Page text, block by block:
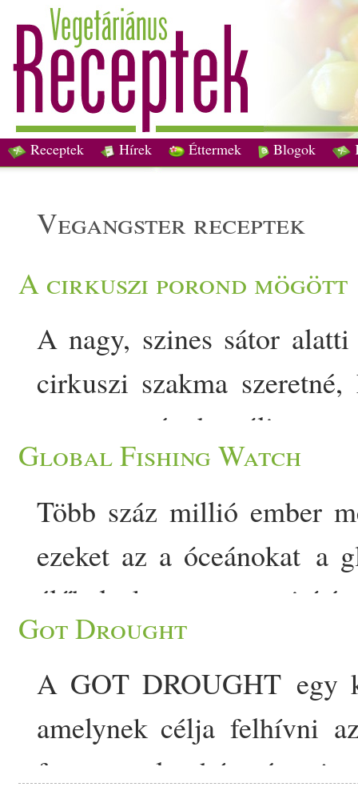
Receptek Hírek Éttermek Blogok
vegangster receptek
A cirkuszi porond mögött
A nagy, szines sátor
cirkuszi szakma
monoton és brutális,
egyes látogatásunkkal
állatkínzást, az
élővilág képétgyermek
miközben kénytelenek
Global Fishing Watch
Több száz millió ember
ezeket az a óceánokat a
élőhelyek
nagyban múlik a
a halászati ágazatok
béta verziója elérhető
hozzá), és lehetővé
Got Drought
A GOT DROUGHT egy
amelynek célja felhívni
fogyaszt el a hús- és
tej